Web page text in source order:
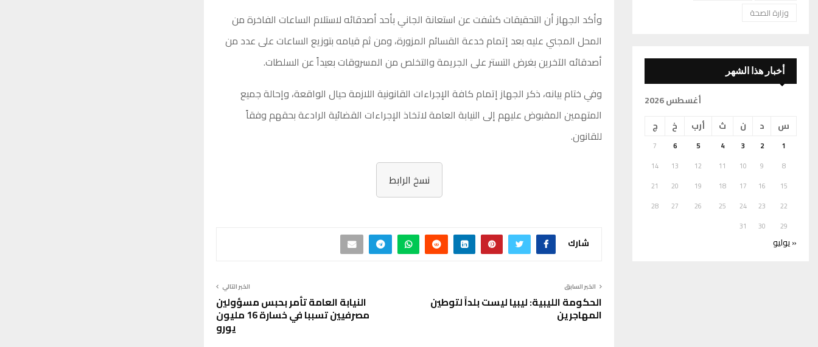
وأكد الجهاز أن التحقيقات كشفت عن استعانة الجاني بأحد أصدقائه لاستلام الساعات الفاخرة من
المحل المجني عليه بعد إتمام خدعة القسائم المزورة، ومن ثم قيامه بتوزيع الساعات على عدد من
أصدقائه الآخرين بغرض التستر على الجريمة والتخلص من المسروقات بعيداً عن السلطات.
وفي ختام بيانه، ذكر الجهاز إتمام كافة الإجراءات القانونية اللازمة حيال الواقعة، وإحالة جميع
المتهمين المقبوض عليهم إلى النيابة العامة لاتخاذ الإجراءات القضائية الرادعة بحقهم وفقاً
للقانون.
نسخ الرابط
شارك
الخبر السابق
الحكومة الليبية: ليبيا ليست بلداً لتوطين
المهاجرين
الخبر التالي
النيابة العامة تأمر بحبس مسؤولين
مصرفيين تسببا في خسارة 16 مليون
يورو
وزارة الصحة
أخبار هذا الشهر
أغسطس 2026
س
د ن ث أرب خ ج
1
2
3
4
5
6
7
8
9
10
11
12
13
14
15
16
17
18
19
20
21
22
23
24
25
26
27
28
29
30
31
« يوليو